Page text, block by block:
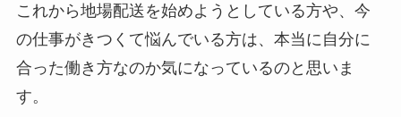
これから地場配送を始めようとしている方や、今
の仕事がきつくて悩んでいる方は、本当に自分に
合った働き方なのか気になっているのと思いま
す。